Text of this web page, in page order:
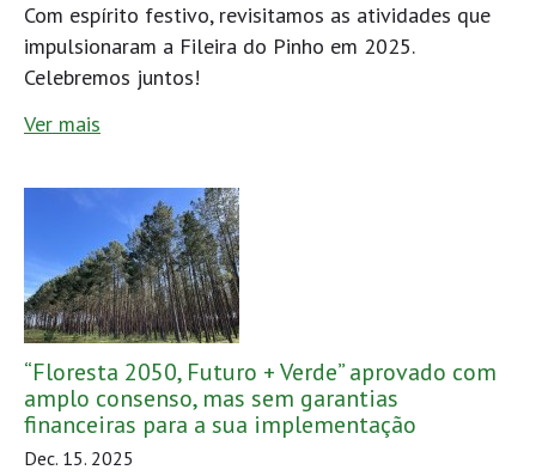
Com espírito festivo, revisitamos as atividades que
impulsionaram a Fileira do Pinho em 2025.
Celebremos juntos!
Ver mais
“Floresta 2050, Futuro + Verde” aprovado com
amplo consenso, mas sem garantias
financeiras para a sua implementação
Dec. 15. 2025